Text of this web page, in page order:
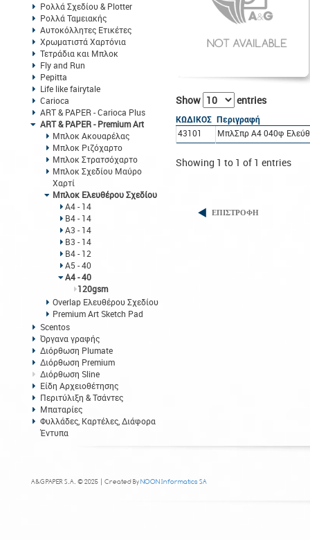
Ρολλά Σχεδίου & Plotter
Ρολλά Ταμειακής
Αυτοκόλλητες Ετικέτες
Χρωματιστά Χαρτόνια
Τετράδια και Μπλοκ
Fly and Run
Pepitta
Life like fairytale
Carioca
ART & PAPER - Carioca Plus
ART & PAPER - Premium Art
Μπλοκ Ακουαρέλας
Μπλοκ Ριζόχαρτο
Μπλοκ Στρατσόχαρτο
Μπλοκ Σχεδίου Μαύρο
Χαρτί
Μπλοκ Ελευθέρου Σχεδίου
Α4 - 14
Β4 - 14
Α3 - 14
Β3 - 14
Β4 - 12
Α5 - 40
Α4 - 40
120gsm
Overlap Ελευθέρου Σχεδίου
Premium Art Sketch Pad
Scentos
Όργανα γραφής
Διόρθωση Plumate
Διόρθωση Premium
Διόρθωση Sline
Είδη Αρχειοθέτησης
Περιτύλιξη & Τσάντες
Μπαταρίες
Φυλλάδες, Καρτέλες, Διάφορα
Έντυπα
Show entries
ΚΩΔΙΚΟΣ Περιγραφή
43101
ΜπλΣπρ A4 040φ
Showing 1 to 1 of 1 entries
ΕΠΙΣΤΡΟΦΗ
A&G PAPER S.A. © 2025 | Created ByNOON Informatics SA